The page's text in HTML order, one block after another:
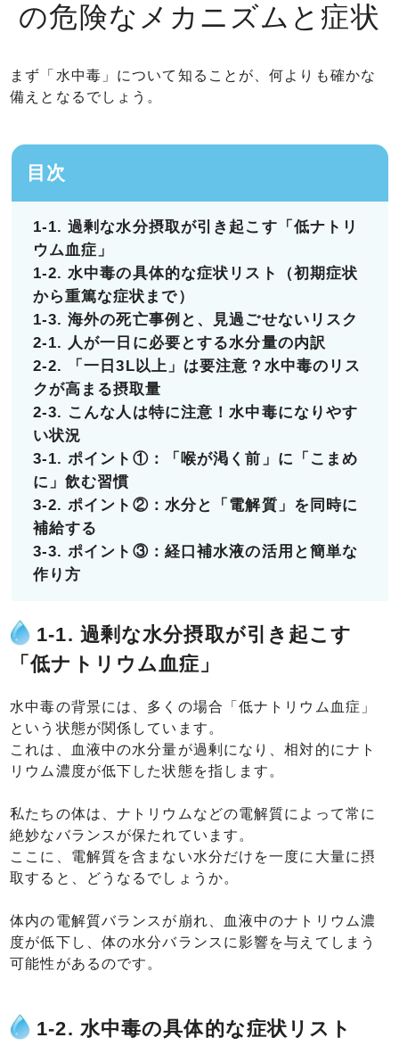
の危険なメカニズムと症状
まず「水中毒」について知ることが、何よりも確かな
備えとなるでしょう。
目次
1-1. 過剰な水分摂取が引き起こす「低ナトリ
ウム血症」
1-2. 水中毒の具体的な症状リスト（初期症状
から重篤な症状まで）
1-3. 海外の死亡事例と、見過ごせないリスク
2-1. 人が一日に必要とする水分量の内訳
2-2. 「一日3L以上」は要注意？水中毒のリス
クが高まる摂取量
2-3. こんな人は特に注意！水中毒になりやす
い状況
3-1. ポイント①：「喉が渇く前」に「こまめ
に」飲む習慣
3-2. ポイント②：水分と「電解質」を同時に
補給する
3-3. ポイント③：経口補水液の活用と簡単な
作り方
1-1. 過剰な水分摂取が引き起こす
「低ナトリウム血症」
水中毒の背景には、多くの場合「低ナトリウム血症」
という状態が関係しています。
これは、血液中の水分量が過剰になり、相対的にナト
リウム濃度が低下した状態を指します。
私たちの体は、ナトリウムなどの電解質によって常に
絶妙なバランスが保たれています。
ここに、電解質を含まない水分だけを一度に大量に摂
取すると、どうなるでしょうか。
体内の電解質バランスが崩れ、血液中のナトリウム濃
度が低下し、体の水分バランスに影響を与えてしまう
可能性があるのです。
1-2. 水中毒の具体的な症状リスト